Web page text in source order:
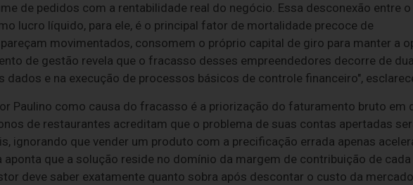
de pedidos com a rentabilidade real do negócio. Essa desconexão entre o
lucro líquido, para ele, é o principal fator de mortalidade precoce de
movimentados, consomem o próprio capital de giro para manter a
de gestão revela que o fracasso desses empreendedores decorre de
e na execução de processos básicos de controle financeiro",
Paulino como causa do fracasso é a priorização do faturamento bruto em
de restaurantes acreditam que o problema de suas contas apertadas
ignorando que vender um produto com a precificação errada apenas
aponta que a solução reside no domínio da margem de contribuição de
deve saber exatamente quanto sobra após descontar o custo da